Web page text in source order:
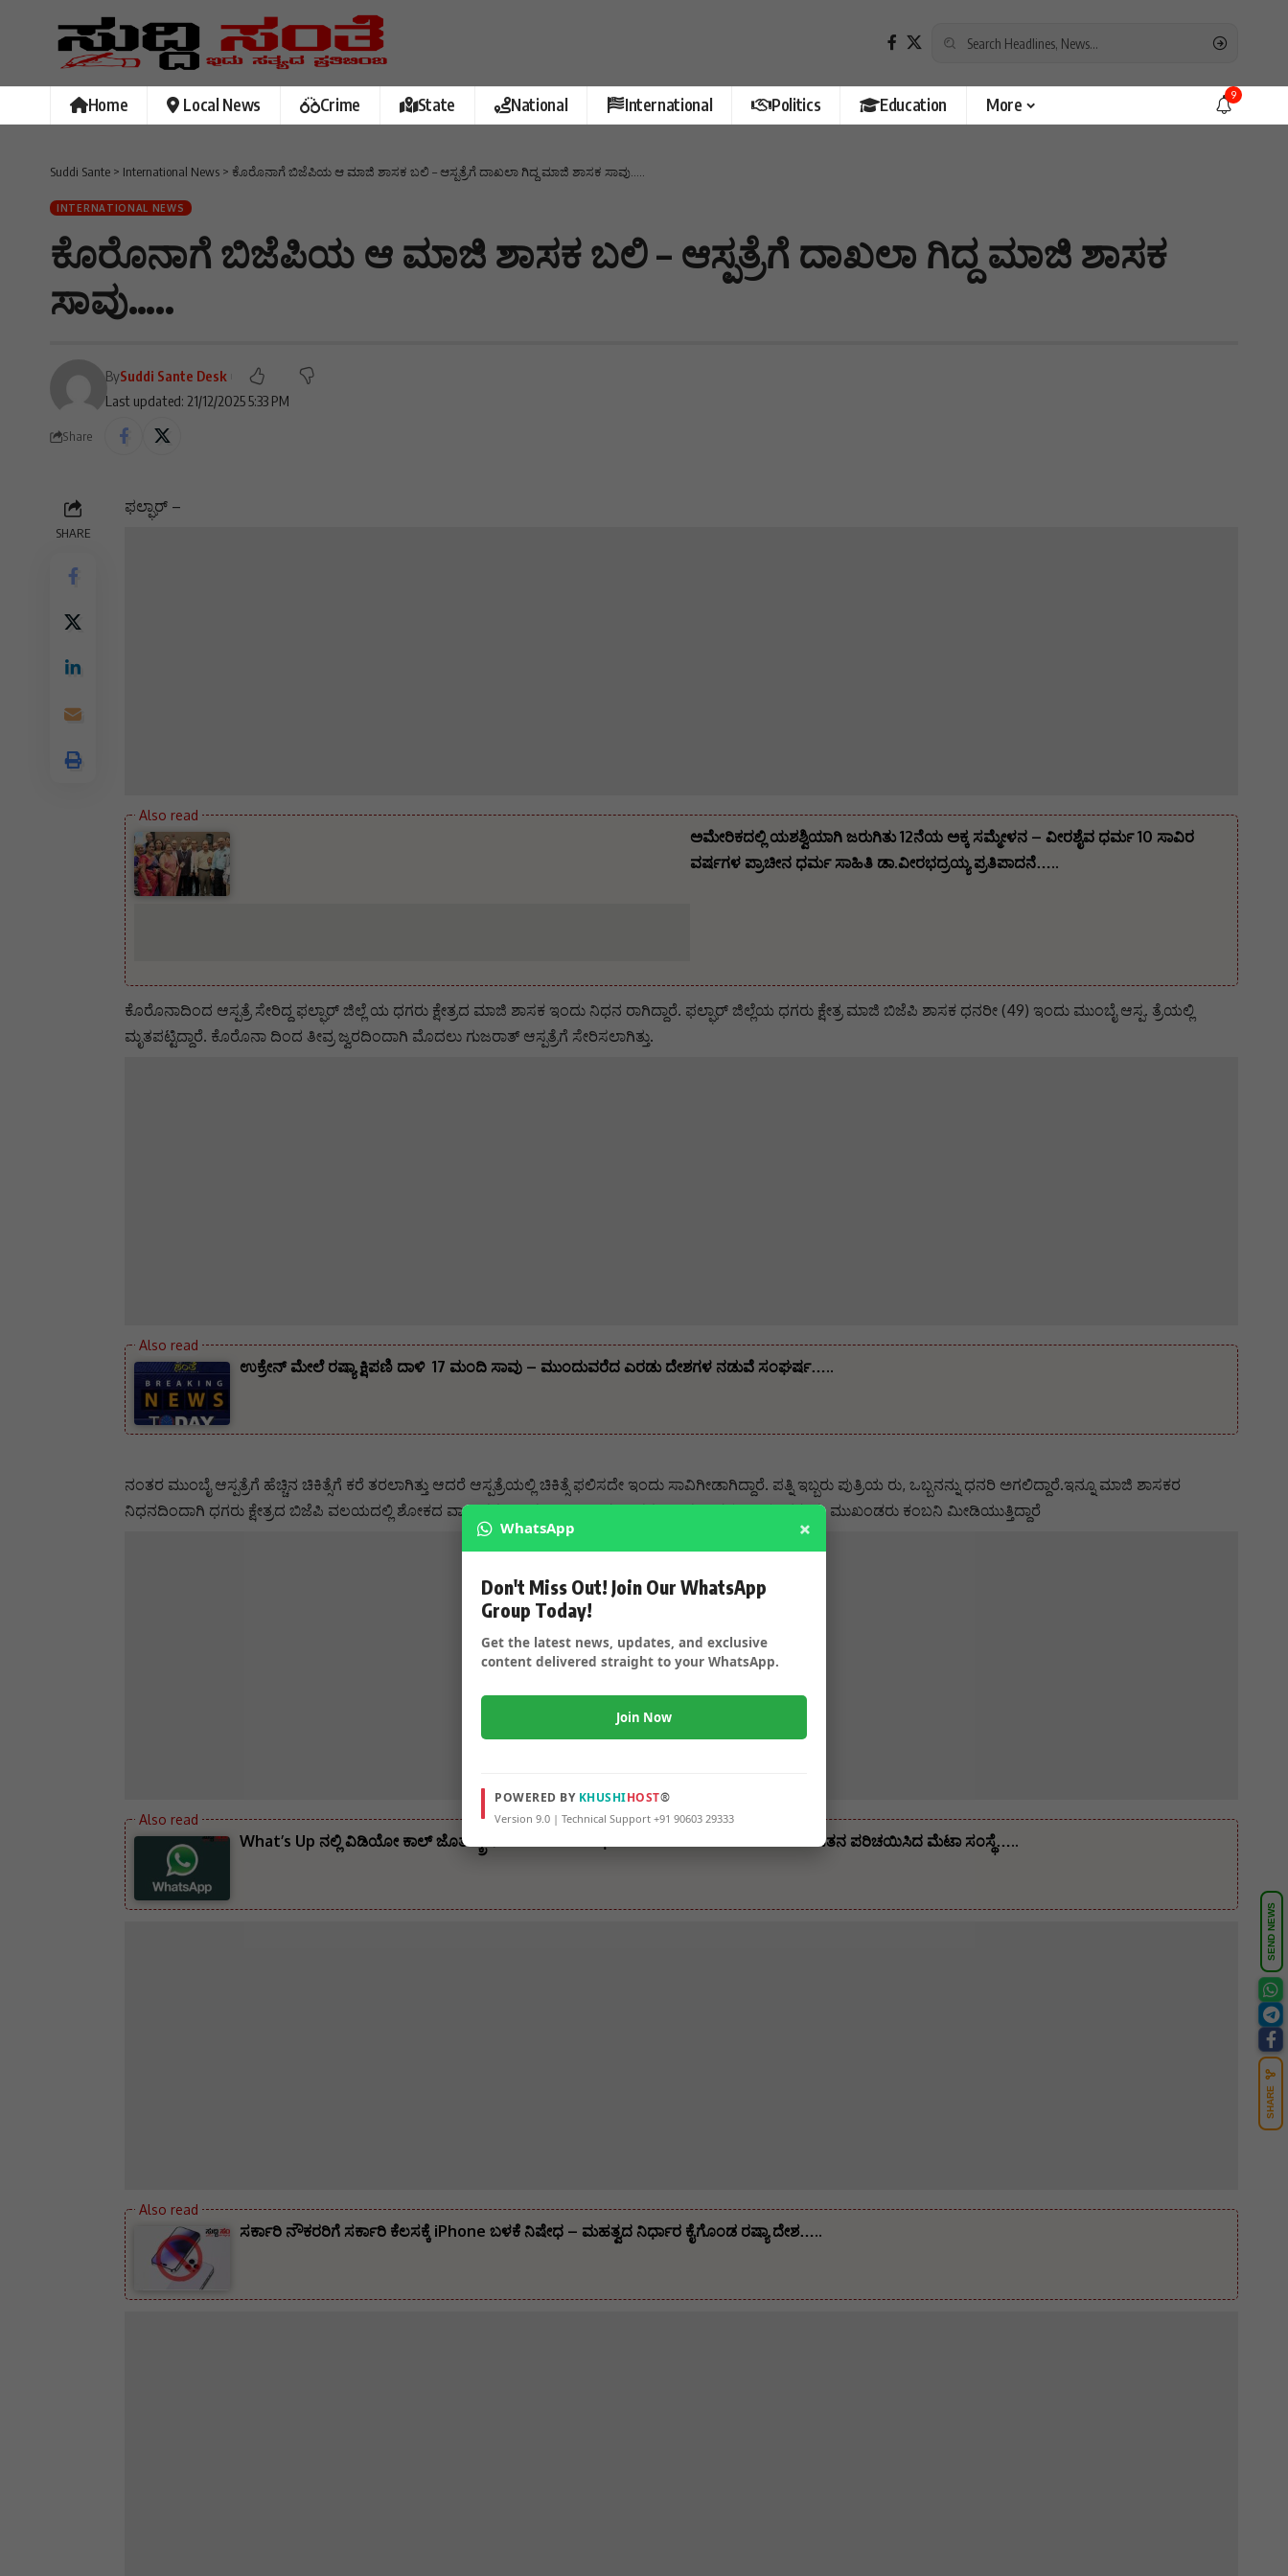
Home Local News Crime State National International Politics Education More 9
Suddi Sante > International News > ಕೊರೊನಾಗೆ ಬಿಜೆಪಿಯ ಆ ಮಾಜಿ ಶಾಸಕ ಬಲಿ – ಆಸ್ಪತ್ರೆಗೆ ದಾಖಲಾ ಗಿದ್ದ ಮಾಜಿ ಶಾಸಕ ಸಾವು…..
INTERNATIONAL NEWS
ಕೊರೊನಾಗೆ ಬಿಜೆಪಿಯ ಆ ಮಾಜಿ ಶಾಸಕ ಬಲಿ – ಆಸ್ಪತ್ರೆಗೆ ದಾಖಲಾ ಗಿದ್ದ ಮಾಜಿ ಶಾಸಕ
ಸಾವು…..
Last updated: 21/12/2025 5:33 PM
BySuddi Sante Desk
Share
SHARE
ಫಲ್ಘಾರ್ –
ಅಮೇರಿಕದಲ್ಲಿ ಯಶಶ್ವಿಯಾಗಿ ಜರುಗಿತು 12ನೆಯ ಅಕ್ಕ ಸಮ್ಮೇಳನ – ವೀರಶೈವ ಧರ್ಮ 10 ಸಾವಿರ
ವರ್ಷಗಳ ಪ್ರಾಚೀನ ಧರ್ಮ ಸಾಹಿತಿ ಡಾ.ವೀರಭದ್ರಯ್ಯ ಪ್ರತಿಪಾದನೆ…..
ಕೊರೊನಾದಿಂದ ಆಸ್ಪತ್ರೆ ಸೇರಿದ್ದ ಫಲ್ಘಾರ್ ಜಿಲ್ಲೆ ಯ ಧಗರು ಕ್ಷೇತ್ರದ ಮಾಜಿ ಶಾಸಕ ಇಂದು ನಿಧನ ರಾಗಿದ್ದಾರೆ. ಫಲ್ಘಾರ್ ಜಿಲ್ಲೆಯ ಧಗರು ಕ್ಷೇತ್ರ ಮಾಜಿ ಬಿಜೆಪಿ ಶಾಸಕ ಧನರೀ (49) ಇಂದು ಮುಂಬೈ ಆಸ್ಪ. ತ್ರೆಯಲ್ಲಿ
ಮೃತಪಟ್ಟಿದ್ದಾರೆ. ಕೊರೊನಾ ದಿಂದ ತೀವ್ರ ಜ್ವರದಿಂದಾಗಿ ಮೊದಲು ಗುಜರಾತ್ ಆಸ್ಪತ್ರೆಗೆ ಸೇರಿಸಲಾಗಿತ್ತು.
ಉಕ್ರೇನ್ ಮೇಲೆ ರಷ್ಯಾ ಕ್ಷಿಪಣಿ ದಾಳಿ 17 ಮಂದಿ ಸಾವು – ಮುಂದುವರೆದ ಎರಡು ದೇಶಗಳ ನಡುವೆ ಸಂಘರ್ಷ…..
ನಂತರ ಮುಂಬೈ ಆಸ್ಪತ್ರೆಗೆ ಹೆಚ್ಚಿನ ಚಿಕಿತ್ಸೆಗೆ ಕರೆ ತರಲಾಗಿತ್ತು ಆದರೆ ಆಸ್ಪತ್ರೆಯಲ್ಲಿ ಚಿಕಿತ್ಸೆ ಫಲಿಸದೇ ಇಂದು ಸಾವಿಗೀಡಾಗಿದ್ದಾರೆ. ಪತ್ನಿ ಇಬ್ಬರು ಪುತ್ರಿಯ ರು, ಒಬ್ಬನನ್ನು ಧನರಿ ಅಗಲಿದ್ದಾರೆ.ಇನ್ನೂ ಮಾಜಿ ಶಾಸಕರ
ನಿಧನದಿಂದಾಗಿ ಧಗರು ಕ್ಷೇತ್ರದ ಬಿಜೆಪಿ ವಲಯದಲ್ಲಿ ಶೋಕದ ವಾತಾವರಣ ನಿರ್ಮಾಣ ವಾಗಿದ್ದು ಅವರ ಅಭಿಮಾನಿಗಳು ಕಾರ್ಯಕರ್ತರು ಮುಖಂಡರು ಕಂಬನಿ ಮೀಡಿಯುತ್ತಿದ್ದಾರೆ
What’s Up ನಲ್ಲಿ ವಿಡಿಯೋ ಕಾಲ್ ಜೊತೆ ಸ್ಕ್ರೀನ್ ಶೇರಿಂಗ್ ಹೊಸ ಫೀಚರ್ ಬಿಡುಗಡೆ – ಬಳಕೆದಾರರಿಗೆ ಹೊಸತನ ಪರಿಚಯಿಸಿದ ಮೆಟಾ ಸಂಸ್ಥೆ…..
ಸರ್ಕಾರಿ ನೌಕರರಿಗೆ ಸರ್ಕಾರಿ ಕೆಲಸಕ್ಕೆ iPhone ಬಳಕೆ ನಿಷೇಧ – ಮಹತ್ವದ ನಿರ್ಧಾರ ಕೈಗೊಂಡ ರಷ್ಯಾ ದೇಶ…..
SEND NEWS
SHARE
WhatsApp ×
Don't Miss Out! Join Our WhatsApp
Group Today!
Get the latest news, updates, and exclusive
content delivered straight to your WhatsApp.
Join Now
POWERED BY KHUSHIHOST®
Version 9.0 | Technical Support +91 90603 29333